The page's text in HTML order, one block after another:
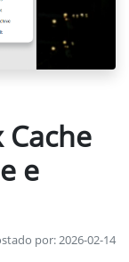
e
por: 2026-02-14